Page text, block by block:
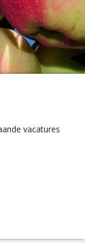
vacatures